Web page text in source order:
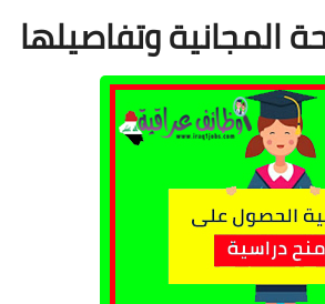
المجانية وتفاصيلها